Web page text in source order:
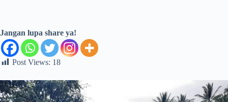
Jangan lupa share ya!
Post Views: 18